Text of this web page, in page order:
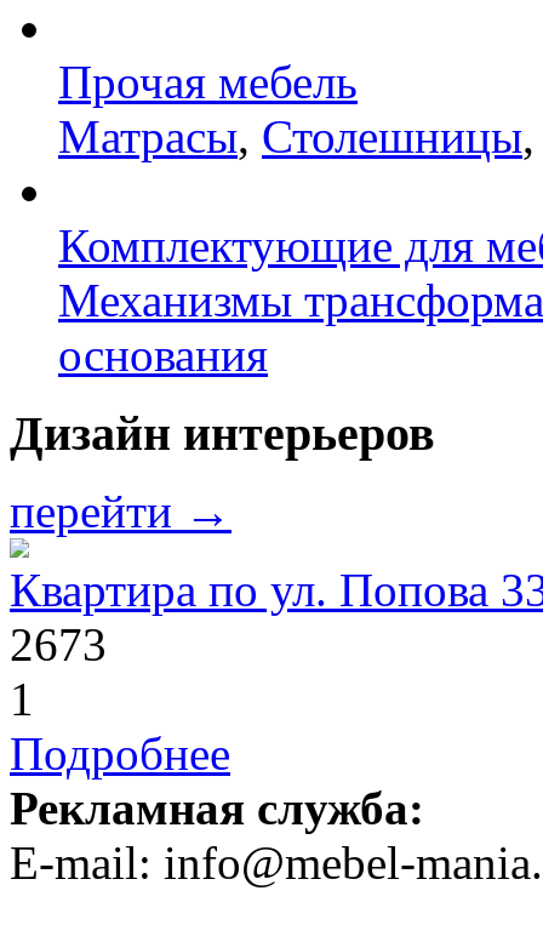
Прочая мебель
Матрасы, Столешницы
Комплектующие для
Механизмы
основания
Дизайн интерьеров
перейти →
Квартира по ул. Попова
2673
1
Подробнее
Рекламная служба:
E-mail: info@mebel-